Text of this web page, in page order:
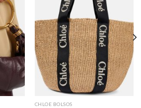
CHLOE BOLSOS